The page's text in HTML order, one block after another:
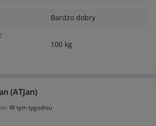
Bardzo dobry
100 kg
(ATJan)
W tym tygodniu